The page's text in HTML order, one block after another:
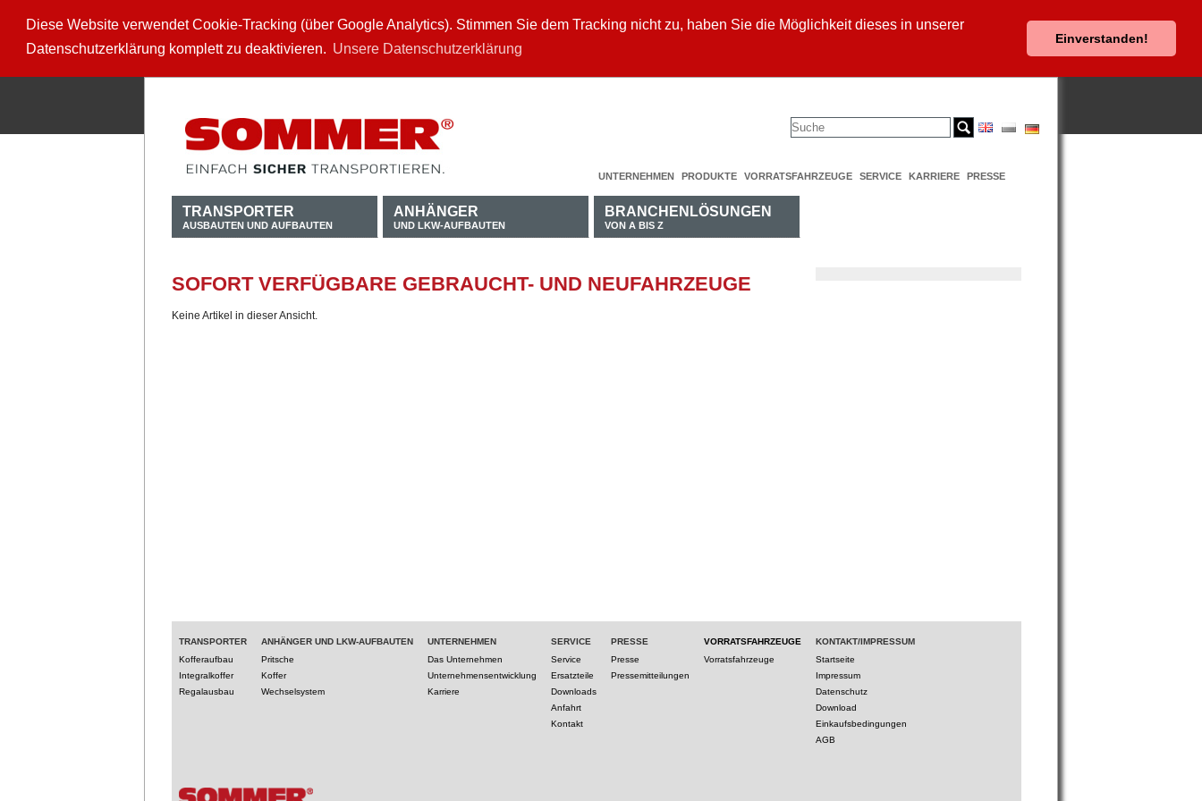
Diese Website verwendet Cookie-Tracking (über Google Analytics). Stimmen Sie dem Tracking nicht zu, haben Sie die Möglichkeit dieses in unserer
Datenschutzerklärung komplett zu deaktivieren. Unsere Datenschutzerklärung
Einverstanden!
UNTERNEHMEN PRODUKTE VORRATSFAHRZEUGE SERVICE KARRIERE PRESSE
TRANSPORTER
AUSBAUTEN UND AUFBAUTEN
ANHÄNGER
UND LKW-AUFBAUTEN
BRANCHENLÖSUNGEN
VON A BIS Z
SOFORT VERFÜGBARE GEBRAUCHT- UND NEUFAHRZEUGE
Keine Artikel in dieser Ansicht.
TRANSPORTER
Kofferaufbau
Integralkoffer
Regalausbau
ANHÄNGER UND LKW-AUFBAUTEN
Pritsche
Koffer
Wechselsystem
UNTERNEHMEN
Das Unternehmen
Unternehmensentwicklung
Karriere
SERVICE
Service
Ersatzteile
Downloads
Anfahrt
Kontakt
PRESSE
Presse
Pressemitteilungen
VORRATSFAHRZEUGE
Vorratsfahrzeuge
KONTAKT/IMPRESSUM
Startseite
Impressum
Datenschutz
Download
Einkaufsbedingungen
AGB